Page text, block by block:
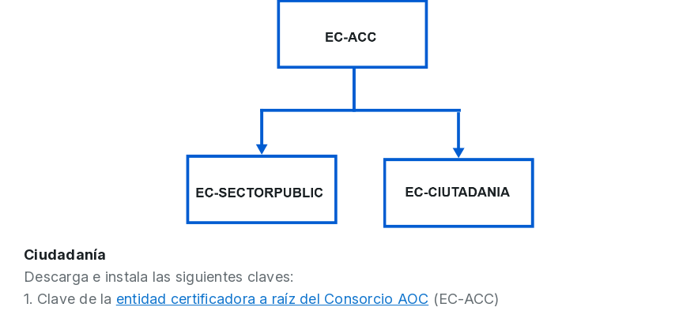
Ciudadanía
Descarga e instala las siguientes claves:
1. Clave de la entidad certificadora a raíz del Consorcio AOC (EC-ACC)